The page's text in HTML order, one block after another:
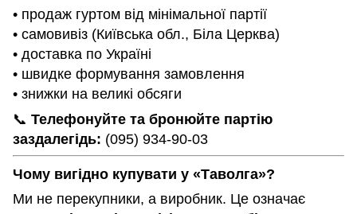
• продаж гуртом від мінімальної партії
• самовивіз (Київська обл., Біла Церква)
• доставка по Україні
• швидке формування замовлення
• знижки на великі обсяги
📞 Телефонуйте та бронюйте партію
заздалегідь: (095) 934-90-03
Чому вигідно купувати у «Таволга»?
Ми не перекупники, а виробник. Це означає